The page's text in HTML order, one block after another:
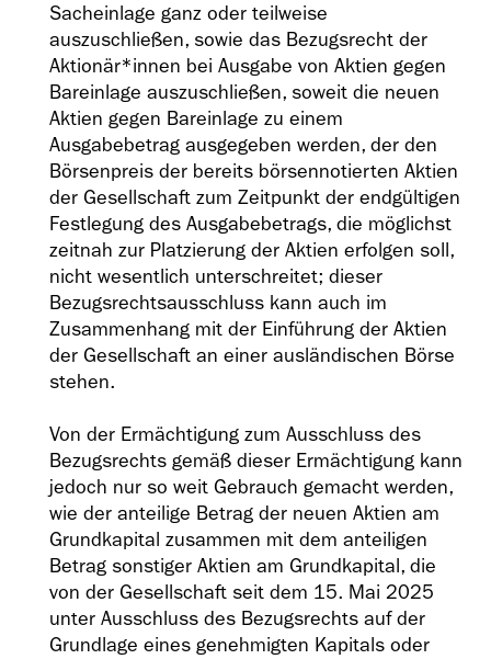
Sacheinlage ganz oder teilweise
auszuschließen, sowie das Bezugsrecht der
Aktionär*innen bei Ausgabe von Aktien gegen
Bareinlage auszuschließen, soweit die neuen
Aktien gegen Bareinlage zu einem
Ausgabebetrag ausgegeben werden, der den
Börsenpreis der bereits börsennotierten Aktien
der Gesellschaft zum Zeitpunkt der endgültigen
Festlegung des Ausgabebetrags, die möglichst
zeitnah zur Platzierung der Aktien erfolgen soll,
nicht wesentlich unterschreitet; dieser
Bezugsrechtsausschluss kann auch im
Zusammenhang mit der Einführung der Aktien
der Gesellschaft an einer ausländischen Börse
stehen.
Von der Ermächtigung zum Ausschluss des
Bezugsrechts gemäß dieser Ermächtigung kann
jedoch nur so weit Gebrauch gemacht werden,
wie der anteilige Betrag der neuen Aktien am
Grundkapital zusammen mit dem anteiligen
Betrag sonstiger Aktien am Grundkapital, die
von der Gesellschaft seit dem 15. Mai 2025
unter Ausschluss des Bezugsrechts auf der
Grundlage eines genehmigten Kapitals oder